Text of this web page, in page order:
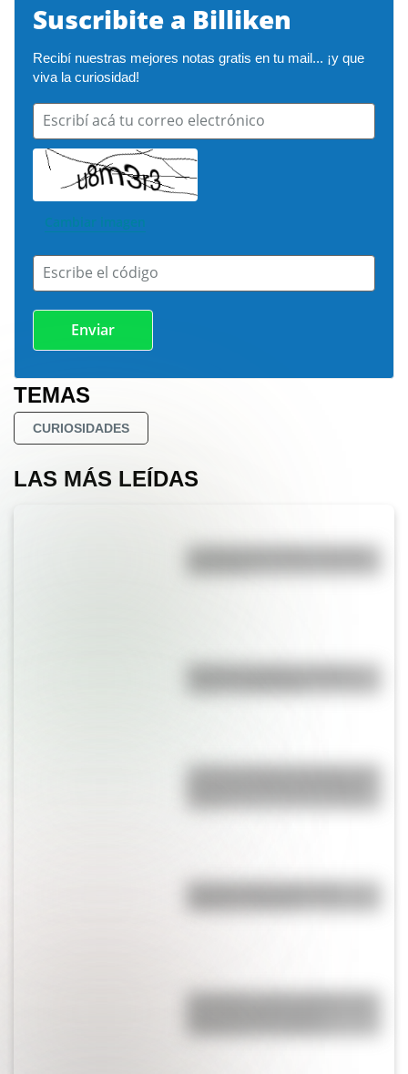
Suscribite a Billiken
Recibí nuestras mejores notas gratis en tu mail... ¡y que
viva la curiosidad!
Escribí acá tu correo electrónico
Cambiar imagen
Escribe el código
TEMAS
CURIOSIDADES
LAS MÁS LEÍDAS
Bandera de Bolivia: historia,
Castillo de Rafael Obligado, una
Bandera de Ecuador para
San Martín y Simón Bolívar: así
libertadores de América